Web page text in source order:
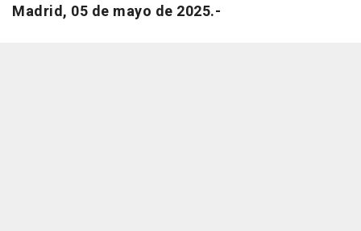
Madrid, 05 de mayo de 2025.-